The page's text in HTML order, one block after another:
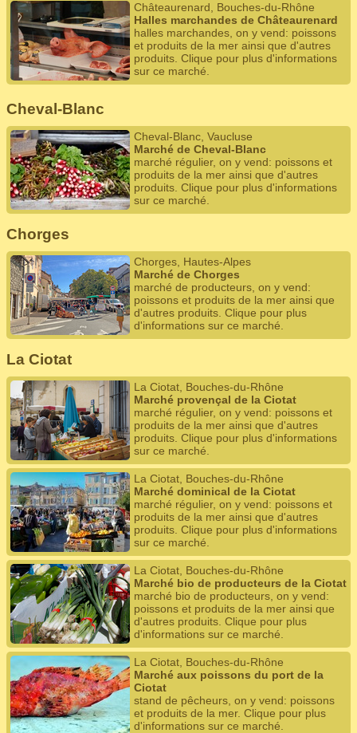
Châteaurenard, Bouches-du-Rhône
Halles marchandes de Châteaurenard
halles marchandes, on y vend: poissons
et produits de la mer ainsi que d'autres
produits. Clique pour plus d'informations
sur ce marché.
Cheval-Blanc
Cheval-Blanc, Vaucluse
Marché de Cheval-Blanc
marché régulier, on y vend: poissons et
produits de la mer ainsi que d'autres
produits. Clique pour plus d'informations
sur ce marché.
Chorges
Chorges, Hautes-Alpes
Marché de Chorges
marché de producteurs, on y vend:
poissons et produits de la mer ainsi que
d'autres produits. Clique pour plus
d'informations sur ce marché.
La Ciotat
La Ciotat, Bouches-du-Rhône
Marché provençal de la Ciotat
marché régulier, on y vend: poissons et
produits de la mer ainsi que d'autres
produits. Clique pour plus d'informations
sur ce marché.
La Ciotat, Bouches-du-Rhône
Marché dominical de la Ciotat
marché régulier, on y vend: poissons et
produits de la mer ainsi que d'autres
produits. Clique pour plus d'informations
sur ce marché.
La Ciotat, Bouches-du-Rhône
Marché bio de producteurs de la Ciotat
marché bio de producteurs, on y vend:
poissons et produits de la mer ainsi que
d'autres produits. Clique pour plus
d'informations sur ce marché.
La Ciotat, Bouches-du-Rhône
Marché aux poissons du port de la
Ciotat
stand de pêcheurs, on y vend: poissons
et produits de la mer. Clique pour plus
d'informations sur ce marché.